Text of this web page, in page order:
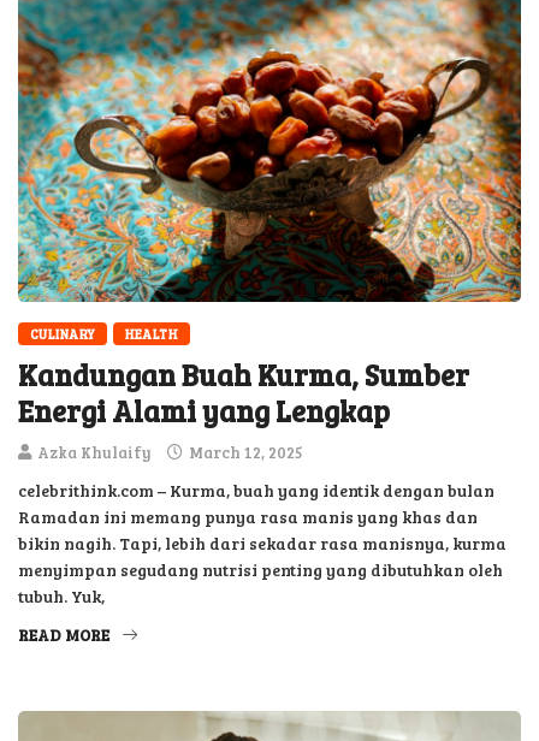
CULINARY HEALTH
Kandungan Buah Kurma, Sumber
Energi Alami yang Lengkap
Azka Khulaify March 12, 2025
celebrithink.com – Kurma, buah yang identik dengan bulan
Ramadan ini memang punya rasa manis yang khas dan
bikin nagih. Tapi, lebih dari sekadar rasa manisnya, kurma
menyimpan segudang nutrisi penting yang dibutuhkan oleh
tubuh. Yuk,
READ MORE